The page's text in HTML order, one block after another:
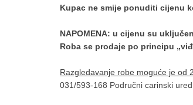
Kupac ne smije ponuditi cijenu
NAPOMENA: u cijenu su
Roba se prodaje po principu
Razgledavanje robe moguće je od
031/593-168 Područni carinski